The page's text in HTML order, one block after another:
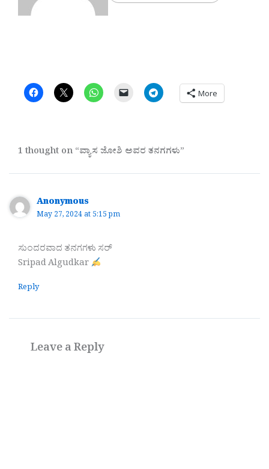
More
1 thought on “ವ್ಯಾಸ ಜೋಶಿ ಅವರ ತನಗಗಳು”
Anonymous
May 27, 2024 at 5:15 pm
ಸುಂದರವಾದ ತನಗಗಳು ಸರ್
Sripad Algudkar
Reply
Leave a Reply